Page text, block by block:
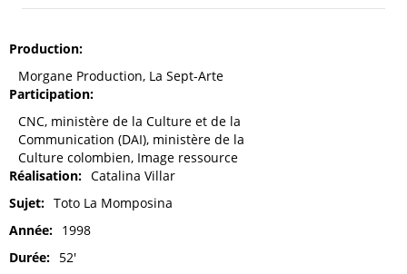
Production
Morgane Production, La Sept-Arte
Participation
CNC, ministère de la Culture et de la
Communication (DAI), ministère de la
Culture colombien, Image ressource
Réalisation
Catalina Villar
Sujet
Toto La Momposina
Année
1998
Durée
52'